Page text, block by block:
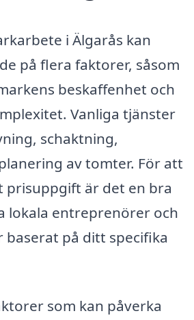
i Älgarås kan
på flera faktorer, såsom
beskaffenhet och
Vanliga tjänster
schaktning,
av tomter. För att
prisuppgift är det en bra
lokala entreprenörer och
på ditt specifika
som kan påverka